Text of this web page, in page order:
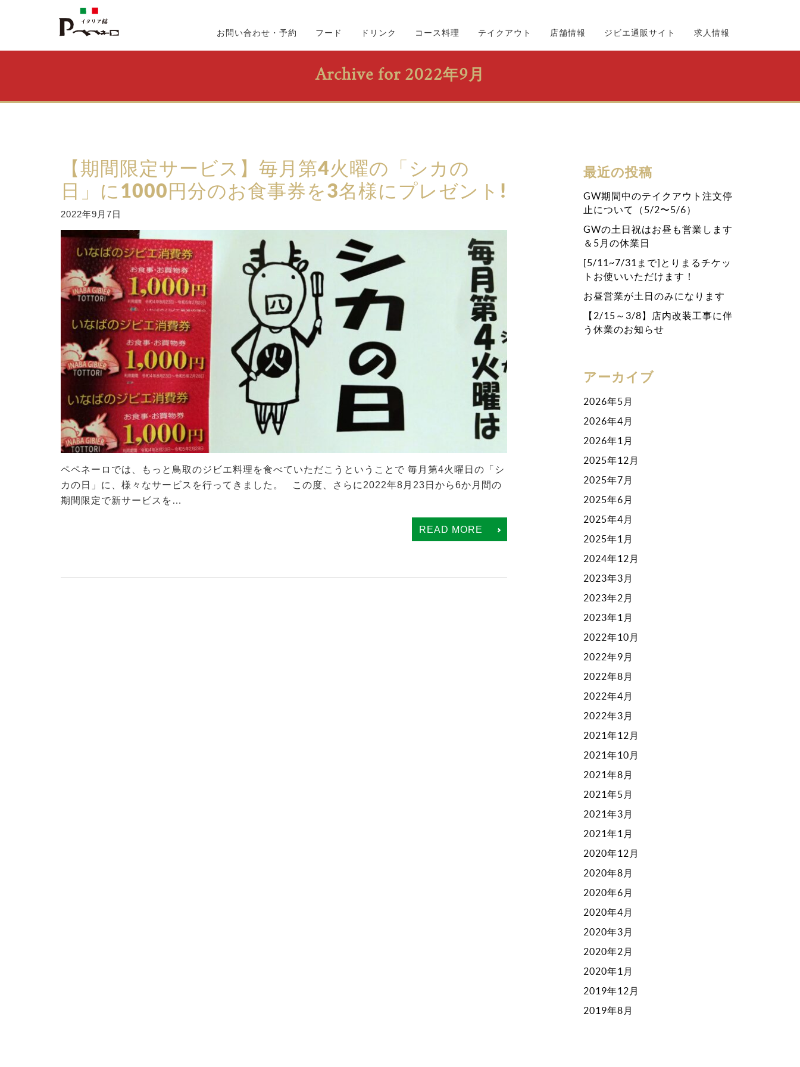
お問い合わせ・予約 フード ドリンク コース料理 テイクアウト 店舗情報 ジビエ通販サイト 求人情報
Archive for 2022年9月
【期間限定サービス】毎月第4火曜の「シカの
日」に1000円分のお食事券を3名様にプレゼント!
2022年9月7日
ペペネーロでは、もっと鳥取のジビエ料理を食べていただこうということで 毎月第4火曜日の「シ
カの日」に、様々なサービスを行ってきました。 この度、さらに2022年8月23日から6か月間の
期間限定で新サービスを…
READ MORE
最近の投稿
GW期間中のテイクアウト注文停
止について（5/2〜5/6）
GWの土日祝はお昼も営業します
＆5月の休業日
[5/11~7/31まで]とりまるチケッ
トお使いいただけます！
お昼営業が土日のみになります
【2/15～3/8】店内改装工事に伴
う休業のお知らせ
アーカイブ
2026年5月
2026年4月
2026年1月
2025年12月
2025年7月
2025年6月
2025年4月
2025年1月
2024年12月
2023年3月
2023年2月
2023年1月
2022年10月
2022年9月
2022年8月
2022年4月
2022年3月
2021年12月
2021年10月
2021年8月
2021年5月
2021年3月
2021年1月
2020年12月
2020年8月
2020年6月
2020年4月
2020年3月
2020年2月
2020年1月
2019年12月
2019年8月